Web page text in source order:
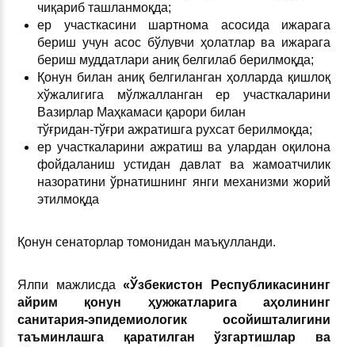
чиқариб ташланмоқда;
ер участкасини шартнома асосида ижарага
бериш учун асос бўлувчи ҳолатлар ва ижарага
бериш муддатлари аниқ белгилаб берилмоқда;
Қонун билан аниқ белгиланган ҳолларда қишлоқ
хўжалигига мўлжалланган ер участкаларини
Вазирлар Маҳкамаси қарори билан
тўғридан-тўғри ажратишга рухсат берилмоқда;
ер участкаларини ажратиш ва улардан оқилона
фойдаланиш устидан давлат ва жамоатчилик
назоратини ўрнатишнинг янги механизми жорий
этилмоқда
Қонун сенаторлар томонидан маъқулланди.
Ялпи мажлисда«Ўзбекистон Республикасининг
айрим қонун ҳужжатларига аҳолининг
санитария-эпидемиологик осойишталигини
таъминлашга қаратилган ўзгартишлар ва